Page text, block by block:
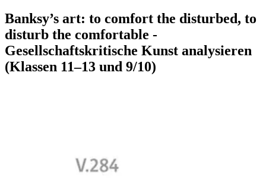
Banksy’s art: to comfort the disturbed, to
disturb the comfortable -
Gesellschaftskritische Kunst analysieren
(Klassen 11–13 und 9/10)